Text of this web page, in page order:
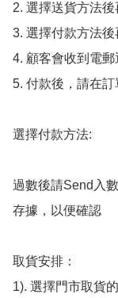
2. 選擇送貨方法
3. 選擇付款方法
4. 顧客會收到電
5. 付款後，請在
選擇付款方法:
過數後請Send入
存據，以便確認
取貨安排：
1). 選擇門市取貨